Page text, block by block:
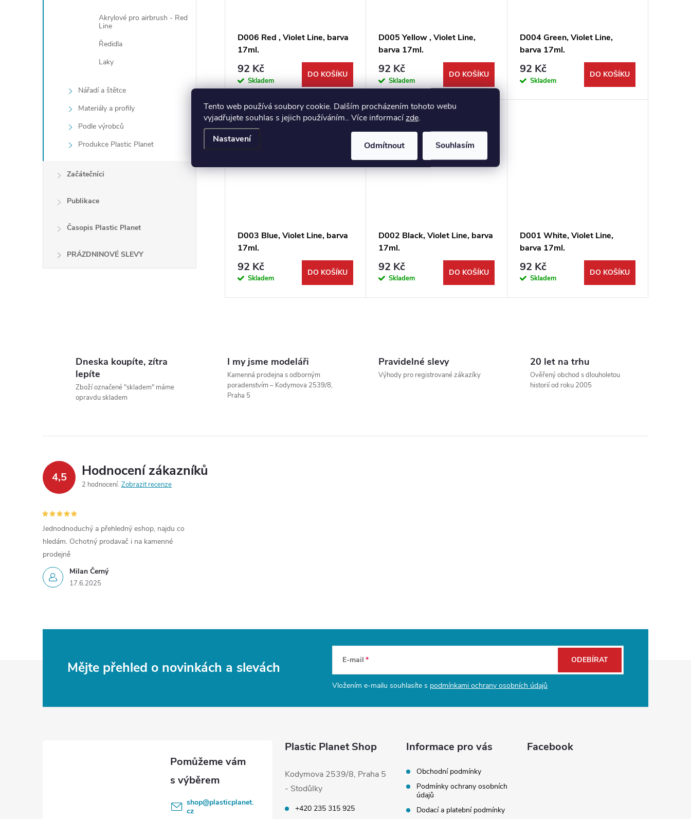
Tento web používá soubory cookie. Dalším procházením tohoto webu
vyjadřujete souhlas s jejich používáním.. Více informacízde.
Nastavení
Odmítnout Souhlasím
Akrylové pro airbrush - Red
Line
Ředidla
Laky
Nářadí a štětce
Materiály a profily
Podle výrobců
Produkce Plastic Planet
Začátečníci
Publikace
Časopis Plastic Planet
PRÁZDNINOVÉ SLEVY
D006 Red , Violet Line, barva
17ml.
92 Kč
Skladem
DO KOŠÍKU
D005 Yellow , Violet Line,
barva 17ml.
92 Kč
Skladem
DO KOŠÍKU
D004 Green, Violet Line,
barva 17ml.
92 Kč
Skladem
DO KOŠÍKU
D003 Blue, Violet Line, barva
17ml.
92 Kč
Skladem
DO KOŠÍKU
D002 Black, Violet Line, barva
17ml.
92 Kč
Skladem
DO KOŠÍKU
D001 White, Violet Line,
barva 17ml.
92 Kč
Skladem
DO KOŠÍKU
v
l
á
a
ý
i
u
Dneska koupíte, zítra
lepíte
Zboží označené "skladem" máme
opravdu skladem
I my jsme modeláři
Kamenná prodejna s odborným
poradenstvím – Kodymova 2539/8,
Praha 5
Pravidelné slevy
Výhody pro registrované zákazíky
20 let na trhu
Ověřený obchod s dlouholetou
historií od roku 2005
4,5 Hodnocení zákazníků
2 hodnocení Zobrazit recenze
Milan Černý
17.6.2025
Jednodnoduchý a přehledný eshop, najdu co
hledám. Ochotný prodavač i na kamenné
prodejně
Mějte přehled o novinkách a slevách E-mail
Vložením e-mailu souhlasíte s podmínkami ochrany osobních údajů
ODEBÍRAT
shop@plasticplanet.
cz
Plastic Planet Shop
Kodymova 2539/8, Praha 5
- Stodůlky
+420 235 315 925
Informace pro vás
Obchodní podmínky
Podmínky ochrany osobních
údajů
Dodací a platební podmínky
Facebook